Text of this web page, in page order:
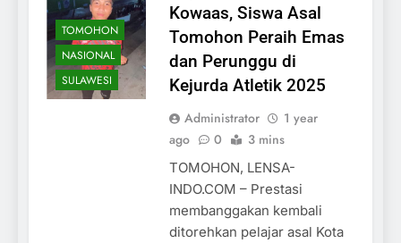
TOMOHON
NASIONAL
SULAWESI
Kowaas, Siswa Asal
Tomohon Peraih Emas
dan Perunggu di
Kejurda Atletik 2025
Administrator
1 year
ago
0 3 mins
TOMOHON, LENSA-
INDO.COM – Prestasi
membanggakan kembali
ditorehkan pelajar asal Kota